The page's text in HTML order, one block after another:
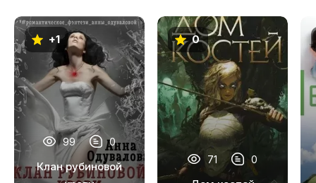
13
14
15
16
18
+1
99 0
Клан рубиновой
0
71 0